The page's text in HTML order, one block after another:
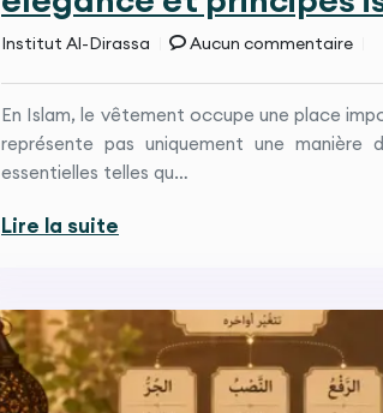
Institut Al-Dirassa Aucun commentaire
En Islam, le vêtement occupe une place
représente pas uniquement une manière
essentielles telles qu…
Lire la suite